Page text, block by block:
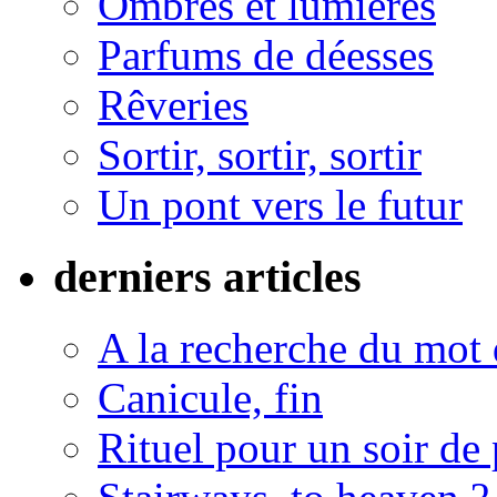
Parfums de déesses
Rêveries
Sortir, sortir, sortir
Un pont vers le futur
derniers articles
A la recherche du mot
Canicule, fin
Rituel pour un soir de